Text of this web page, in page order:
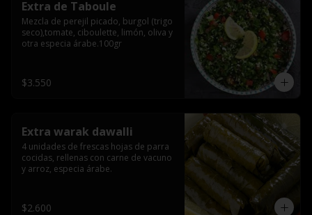
Extra de Taboule
Mezcla de perejil picado, burgol (trigo
seco),tomate, ciboulette, limón, oliva y
otra especia árabe.100gr
$3.550
Extra warak dawalli
4 unidades de frescas hojas de parra
cocidas, rellenas con carne de vacuno
y arroz, especia árabe.
$2.600